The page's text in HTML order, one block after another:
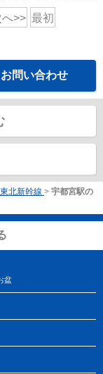
へ>> 最初
お問い合わせ
北新幹線 > 宇都宮駅の
盆